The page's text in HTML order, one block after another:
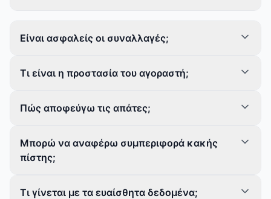
Είναι ασφαλείς οι συναλλαγές;
Τι είναι η προστασία του αγοραστή;
Πώς αποφεύγω τις απάτες;
Μπορώ να αναφέρω συμπεριφορά κακής
πίστης;
Τι γίνεται με τα ευαίσθητα δεδομένα;